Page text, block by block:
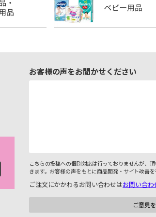
お客様の声をお聞かせください
こちらの投稿への個別対応は行っておりませんが、
きます。お客様の声をもとに商品開発・サイト改善を
ご注文にかかわるお問い合わせはお問い合わ